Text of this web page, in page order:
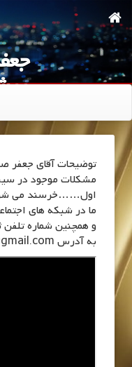
توضیحات آقای جعفر
مشکلات موجود در
اول……خرسند می
به آدرس ashti.js@gmail.com در میان بگذارید.